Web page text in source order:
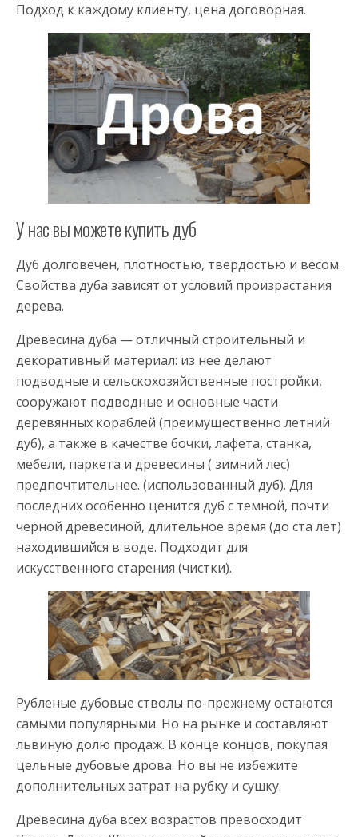
Подход к каждому клиенту, цена договорная.
У нас вы можете купить дуб
Дуб долговечен, плотностью, твердостью и весом.
Свойства дуба зависят от условий произрастания
дерева.
Древесина дуба — отличный строительный и
декоративный материал: из нее делают
подводные и сельскохозяйственные постройки,
сооружают подводные и основные части
деревянных кораблей (преимущественно летний
дуб), а также в качестве бочки, лафета, станка,
мебели, паркета и древесины ( зимний лес)
предпочтительнее. (использованный дуб). Для
последних особенно ценится дуб с темной, почти
черной древесиной, длительное время (до ста лет)
находившийся в воде. Подходит для
искусственного старения (чистки).
Рубленые дубовые стволы по-прежнему остаются
самыми популярными. Но на рынке и составляют
львиную долю продаж. В конце концов, покупая
цельные дубовые дрова. Но вы не избежите
дополнительных затрат на рубку и сушку.
Древесина дуба всех возрастов превосходит